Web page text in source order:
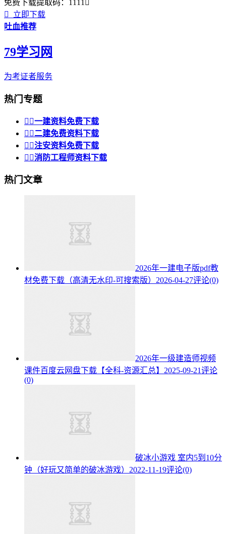
免费下载提取码： 1111

立即下载
吐血推荐
79学习网
为考证者服务
热门专题
 一建资料免费下载
 二建免费资料下载
 注安资料免费下载
 消防工程师资料下载
热门文章
2026年一建电子版pdf教
材免费下载（高清无水印-可搜索版） 2026-04-27评论(0)
2026年一级建造师视频
课件百度云网盘下载【全科-资源汇总】 2025-09-21评论
(0)
破冰小游戏 室内5到10分
钟（好玩又简单的破冰游戏） 2022-11-19评论(0)